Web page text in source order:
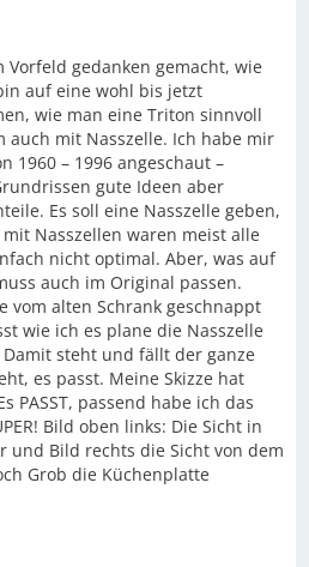
gedanken gemacht, wie
auf eine wohl bis jetzt
wie man eine Triton sinnvoll
auch mit Nasszelle. Ich habe mir
1960 – 1996 angeschaut –
gute Ideen aber
Es soll eine Nasszelle geben,
Nasszellen waren meist alle
nicht optimal. Aber, was auf
auch im Original passen.
vom alten Schrank geschnappt
wie ich es plane die Nasszelle
steht und fällt der ganze
es passt. Meine Skizze hat
PASST, passend habe ich das
Bild oben links: Die Sicht in
und Bild rechts die Sicht von dem
Grob die Küchenplatte